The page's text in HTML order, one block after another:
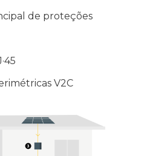
de proteções
V2C